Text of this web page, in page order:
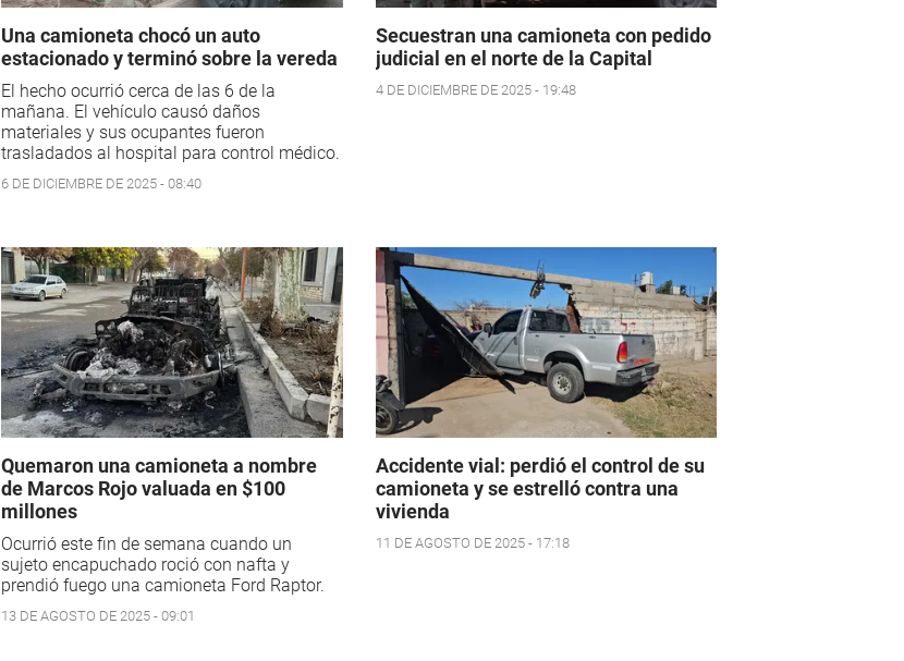
Una camioneta chocó un auto
estacionado y terminó sobre la vereda
El hecho ocurrió cerca de las 6 de la
mañana. El vehículo causó daños
materiales y sus ocupantes fueron
trasladados al hospital para control médico.
6 DE DICIEMBRE DE 2025 - 08:40
Secuestran una camioneta con pedido
judicial en el norte de la Capital
4 DE DICIEMBRE DE 2025 - 19:48
Quemaron una camioneta a nombre
de Marcos Rojo valuada en $100
millones
Ocurrió este fin de semana cuando un
sujeto encapuchado roció con nafta y
prendió fuego una camioneta Ford Raptor.
13 DE AGOSTO DE 2025 - 09:01
Accidente vial: perdió el control de su
camioneta y se estrelló contra una
vivienda
11 DE AGOSTO DE 2025 - 17:18